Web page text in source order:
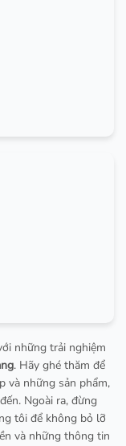
những trải nghiệm
. Hãy ghé thăm để
và những sản phẩm,
Ngoài ra, đừng
tôi để không bỏ lỡ
và những thông tin